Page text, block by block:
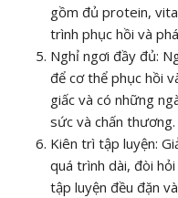
gồm đủ protein,
trình phục hồi và
Nghỉ ngơi đầy đủ:
để cơ thể phục hồi
giấc và có những
sức và chấn thương.
Kiên trì tập luyện:
quá trình dài, đòi
tập luyện đều đặn